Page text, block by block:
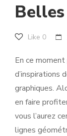
Like 0
En ce
d’inspirations
graphiques.
en faire
vous l’aurez
lignes